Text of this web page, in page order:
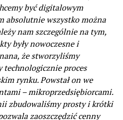
być digitalowym
absolutnie wszystko można
nam szczególnie na tym,
były nowoczesne i
że stworzyliśmy
technologicznie proces
rynku. Powstał on we
– mikroprzedsiębiorcami.
zbudowaliśmy prosty i krótki
zaoszczędzić cenny